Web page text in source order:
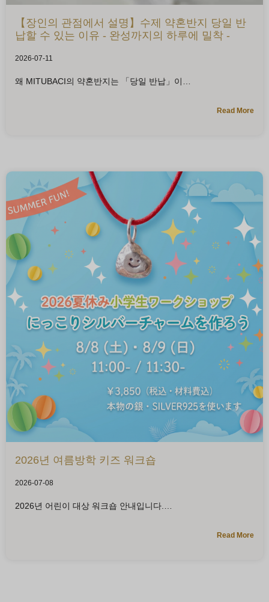
【장인의 관점에서 설명】수제 약혼반지 당일 반
납할 수 있는 이유 - 완성까지의 하루에 밀착 -
2026-07-11
왜 MITUBACI의 약혼반지는 「당일 반납」이
Read More
2026년 여름방학 키즈 워크숍
2026-07-08
2026년 어린이 대상 워크숍 안내입니다.
Read More